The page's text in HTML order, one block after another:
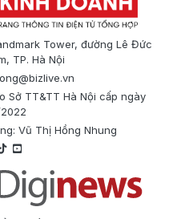
Tower, đường Lê Đức
TP. Hà Nội
Sở TT&TT Hà Nội cấp ngày
Vũ Thị Hồng Nhung